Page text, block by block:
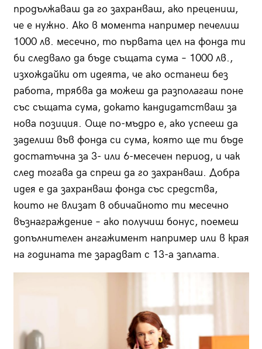
продължаваш да го захранваш, ако прецениш,
че е нужно. Ако в момента например печелиш
1000 лв. месечно, то първата цел на фонда ти
би следвало да бъде същата сума – 1000 лв.,
изхождайки от идеята, че ако останеш без
работа, трябва да можеш да разполагаш поне
със същата сума, докато кандидатстваш за
нова позиция. Още по-мъдро е, ако успееш да
заделиш във фонда си сума, която ще ти бъде
достатъчна за 3- или 6-месечен период, и чак
след тогава да спреш да го захранваш. Добра
идея е да захранваш фонда със средства,
които не влизат в обичайното ти месечно
възнаграждение – ако получиш бонус, поемеш
допълнителен ангажимент например или в края
на годината те зарадват с 13-а заплата.